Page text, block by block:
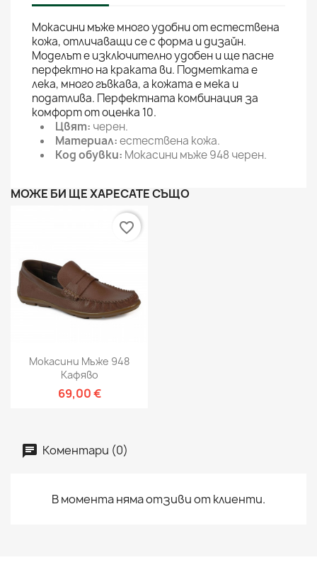
Мокасини мъже много удобни от естествена
кожа, отличаващи се с форма и дизайн.
Моделът е изключително удобен и ще пасне
перфектно на краката ви. Подметката е
лека, много гъвкава, а кожата е мека и
податлива. Перфектната комбинация за
комфорт от оценка 10.
Цвят: черен.
Материал:естествена кожа.
Код обувки: Мокасини мъже 948 черен.
МОЖЕ БИ ЩЕ ХАРЕСАТЕ СЪЩО
Мокасини Мъже 948
Кафяво
69,00 €
favorite_border
Коментари (0)
В момента няма отзиви от клиенти.